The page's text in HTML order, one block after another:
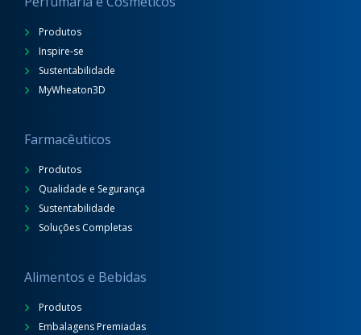
Produtos
Inspire-se
Sustentabilidade
MyWheaton3D
Farmacêuticos
Produtos
Qualidade e Segurança
Sustentabilidade
Soluções Completas
Alimentos e Bebidas
Produtos
Embalagens Premiadas